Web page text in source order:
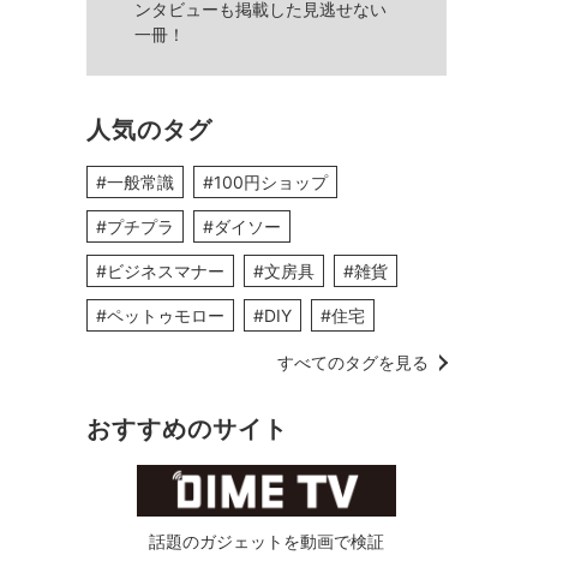
ンタビューも掲載した見逃せない
一冊！
人気のタグ
#一般常識 #100円ショップ
#プチプラ #ダイソー
#ビジネスマナー #文房具 #雑貨
#ペットゥモロー #DIY #住宅
すべてのタグを見る
おすすめのサイト
話題のガジェットを動画で検証